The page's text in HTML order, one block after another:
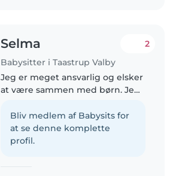
Selma
Babysitter i Taastrup Valby
2
Jeg er meget ansvarlig og elsker
at være sammen med børn. Jeg
opmærksom på barnet. Jeg
sørger altid for at de har det
godt og føler sig trygge. Jeg er
Bliv medlem af Babysits for
at se denne komplette
profil.